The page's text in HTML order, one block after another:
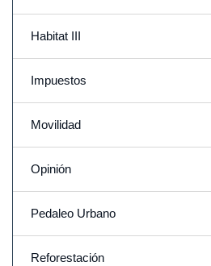
Habitat III
Impuestos
Movilidad
Opinión
Pedaleo Urbano
Reforestación